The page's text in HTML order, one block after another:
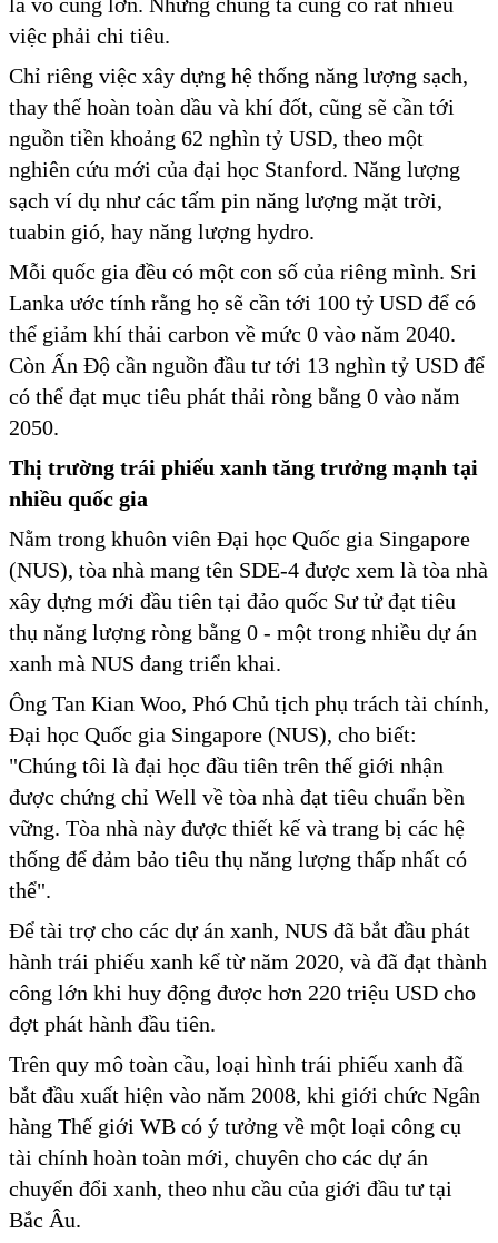
việc phải chi tiêu.
Chỉ riêng việc xây dựng hệ thống năng lượng sạch,
thay thế hoàn toàn dầu và khí đốt, cũng sẽ cần tới
nguồn tiền khoảng 62 nghìn tỷ USD, theo một
nghiên cứu mới của đại học Stanford. Năng lượng
sạch ví dụ như các tấm pin năng lượng mặt trời,
tuabin gió, hay năng lượng hydro.
Mỗi quốc gia đều có một con số của riêng mình. Sri
Lanka ước tính rằng họ sẽ cần tới 100 tỷ USD để có
thể giảm khí thải carbon về mức 0 vào năm 2040.
Còn Ấn Độ cần nguồn đầu tư tới 13 nghìn tỷ USD để
có thể đạt mục tiêu phát thải ròng bằng 0 vào năm
2050.
Thị trường trái phiếu xanh tăng trưởng mạnh tại
nhiều quốc gia
Nằm trong khuôn viên Đại học Quốc gia Singapore
(NUS), tòa nhà mang tên SDE-4 được xem là tòa nhà
xây dựng mới đầu tiên tại đảo quốc Sư tử đạt tiêu
thụ năng lượng ròng bằng 0 - một trong nhiều dự án
xanh mà NUS đang triển khai.
Ông Tan Kian Woo, Phó Chủ tịch phụ trách tài chính,
Đại học Quốc gia Singapore (NUS), cho biết:
"Chúng tôi là đại học đầu tiên trên thế giới nhận
được chứng chỉ Well về tòa nhà đạt tiêu chuẩn bền
vững. Tòa nhà này được thiết kế và trang bị các hệ
thống để đảm bảo tiêu thụ năng lượng thấp nhất có
thể".
Để tài trợ cho các dự án xanh, NUS đã bắt đầu phát
hành trái phiếu xanh kể từ năm 2020, và đã đạt thành
công lớn khi huy động được hơn 220 triệu USD cho
đợt phát hành đầu tiên.
Trên quy mô toàn cầu, loại hình trái phiếu xanh đã
bắt đầu xuất hiện vào năm 2008, khi giới chức Ngân
hàng Thế giới WB có ý tưởng về một loại công cụ
tài chính hoàn toàn mới, chuyên cho các dự án
chuyển đổi xanh, theo nhu cầu của giới đầu tư tại
Bắc Âu.